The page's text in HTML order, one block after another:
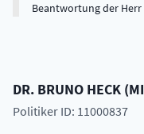
Beantwortung der
DR. BRUNO HECK (
Politiker ID: 11000837